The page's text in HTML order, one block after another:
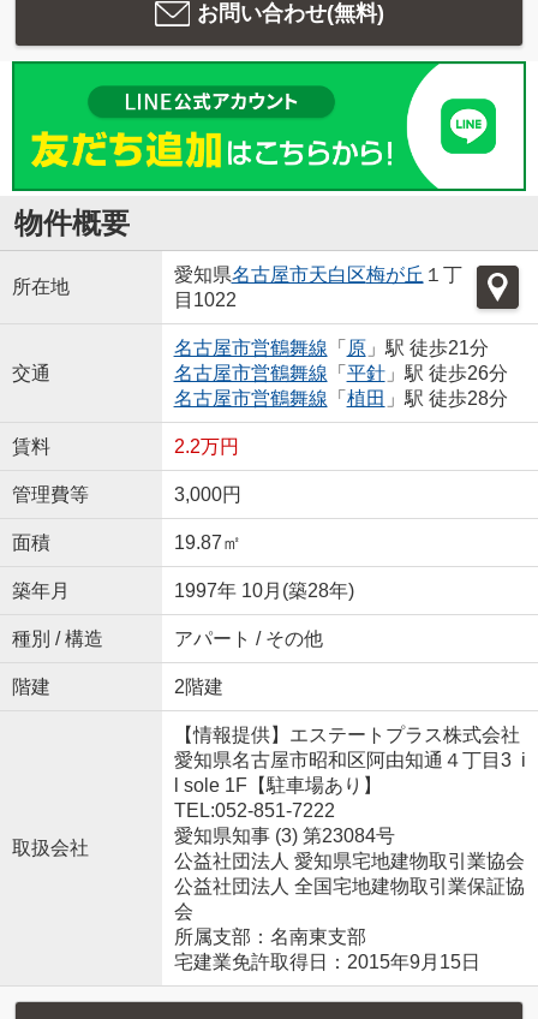
お問い合わせ(無料)
物件概要
所在地
愛知県名古屋市天白区梅が丘 １丁
目1022
交通
名古屋市営鶴舞線 「 原」駅 徒歩21分
名古屋市営鶴舞線 「 平針」駅 徒歩26分
名古屋市営鶴舞線 「 植田 」駅 徒歩28分
賃料 2.2万円
管理費等 3,000円
面積 19.87㎡
築年月 1997年 10月(築28年)
種別 / 構造 アパート / その他
階建 2階建
取扱会社
【情報提供】エステートプラス株式会社
愛知県名古屋市昭和区阿由知通４丁目3 i
l sole 1F【駐車場あり】
TEL:052-851-7222
愛知県知事 (3) 第23084号
公益社団法人 愛知県宅地建物取引業協会
公益社団法人 全国宅地建物取引業保証協
会
所属支部：名南東支部
宅建業免許取得日：2015年9月15日